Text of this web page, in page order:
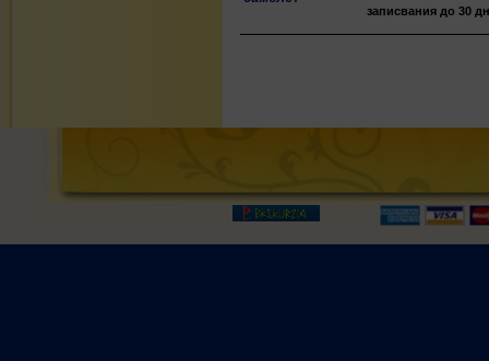
записвания до 30